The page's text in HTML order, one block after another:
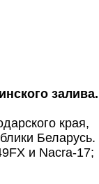
залива.
края,
Беларусь.
и Nacra-17;